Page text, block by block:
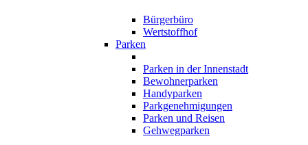
Bürgerbüro
Wertstoffhof
Parken
Parken in der Innenstadt
Bewohnerparken
Handyparken
Parkgenehmigungen
Parken und Reisen
Gehwegparken